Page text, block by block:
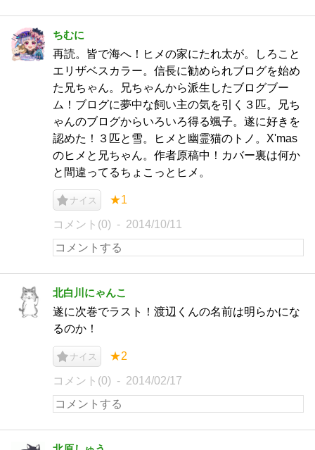
ちむに
再読。皆で海へ！ヒメの家にたれ太が。しろこと
エリザベスカラー。信長に勧められブログを始め
た兄ちゃん。兄ちゃんから派生したブログブー
ム！ブログに夢中な飼い主の気を引く３匹。兄ち
ゃんのブログからいろいろ得る颯子。遂に好きを
認めた！３匹と雪。ヒメと幽霊猫のトノ。X'mas
のヒメと兄ちゃん。作者原稿中！カバー裏は何か
と間違ってるちょこっとヒメ。
ナイス ★1
コメント(0) 2014/10/11
北白川にゃんこ
遂に次巻でラスト！渡辺くんの名前は明らかにな
るのか！
ナイス ★2
コメント(0) 2014/02/17